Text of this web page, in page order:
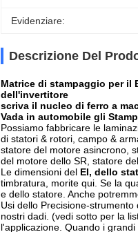
Evidenziare:
Descrizione Del
Matrice di stampaggio per il
dell'invertitore
scriva il nucleo di ferro a
Vada in automobile gli
Possiamo fabbricare le
di statori & rotori, campo &
statore del motore asincrono,
del motore dello SR, statore
Le dimensioni del EI, dello
timbratura, morite qui. Se la
e dello statore. Anche
Usi dello Precisione-strumento
nostri dadi. (vedi sotto per la
l'applicazione. Quando i